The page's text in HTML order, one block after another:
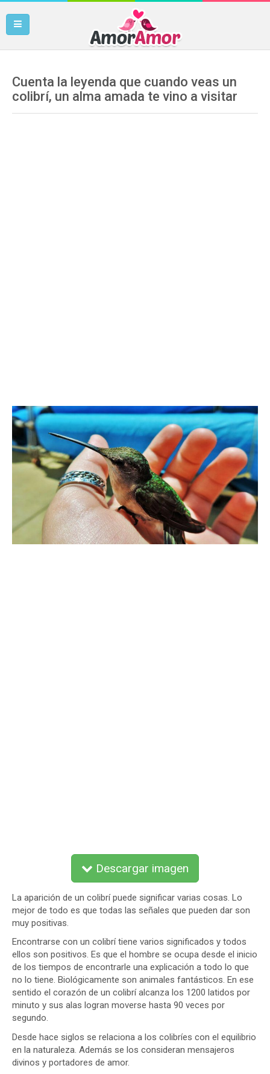
Cuenta la leyenda que cuando veas un
colibrí, un alma amada te vino a visitar
Descargar imagen
La aparición de un colibrí puede significar varias cosas. Lo
mejor de todo es que todas las señales que pueden dar son
muy positivas.
Encontrarse con un colibrí tiene varios significados y todos
ellos son positivos. Es que el hombre se ocupa desde el inicio
de los tiempos de encontrarle una explicación a todo lo que
no lo tiene. Biológicamente son animales fantásticos. En ese
sentido el corazón de un colibrí alcanza los 1200 latidos por
minuto y sus alas logran moverse hasta 90 veces por
segundo.
Desde hace siglos se relaciona a los colibríes con el equilibrio
en la naturaleza. Además se los consideran mensajeros
divinos y portadores de amor.